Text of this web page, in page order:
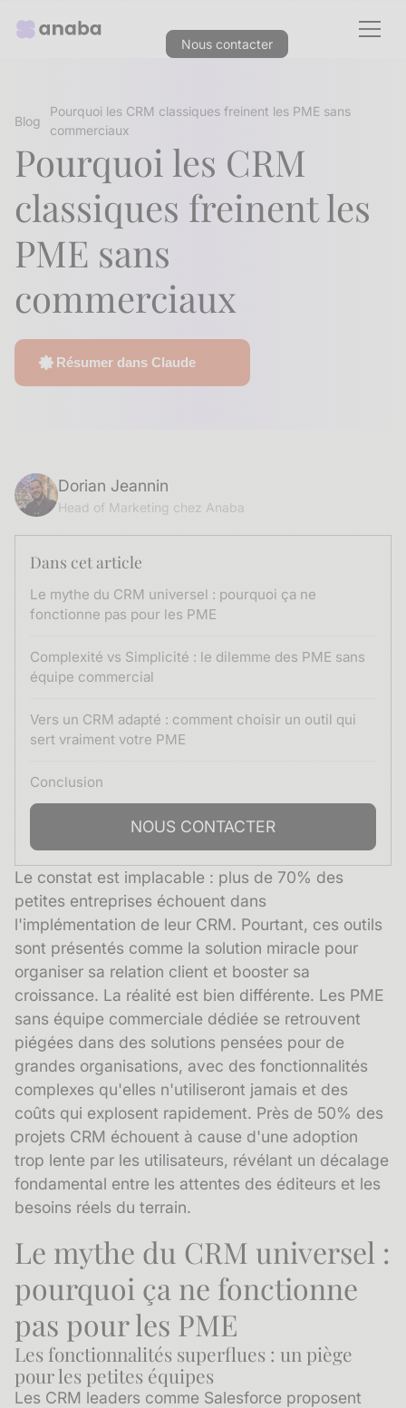
Nous contacter
Blog
Pourquoi les CRM classiques freinent les PME sans
commerciaux
Pourquoi les CRM
classiques freinent les
PME sans
commerciaux
Résumer dans Claude
Dorian Jeannin
Head of Marketing chez Anaba
Dans cet article
Le mythe du CRM universel : pourquoi ça ne
fonctionne pas pour les PME
Complexité vs Simplicité : le dilemme des PME sans
équipe commercial
Vers un CRM adapté : comment choisir un outil qui
sert vraiment votre PME
Conclusion
NOUS CONTACTER
Le constat est implacable : plus de 70% des
petites entreprises échouent dans
l'implémentation de leur CRM. Pourtant, ces outils
sont présentés comme la solution miracle pour
organiser sa relation client et booster sa
croissance. La réalité est bien différente. Les PME
sans équipe commerciale dédiée se retrouvent
piégées dans des solutions pensées pour de
grandes organisations, avec des fonctionnalités
complexes qu'elles n'utiliseront jamais et des
coûts qui explosent rapidement. Près de 50% des
projets CRM échouent à cause d'une adoption
trop lente par les utilisateurs, révélant un décalage
fondamental entre les attentes des éditeurs et les
besoins réels du terrain.
Le mythe du CRM universel :
pourquoi ça ne fonctionne
pas pour les PME
Les fonctionnalités superflues : un piège
pour les petites équipes
Les CRM leaders comme Salesforce proposent